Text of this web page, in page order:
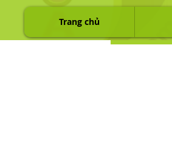
Trang chủ